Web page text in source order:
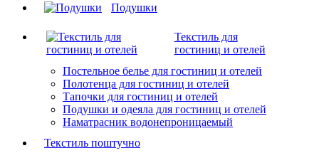
Подушки
Текстиль для
гостиниц и отелей
Постельное белье для гостиниц и отелей
Полотенца для гостиниц и отелей
Тапочки для гостиниц и отелей
Подушки и одеяла для гостиниц и отелей
Наматрасник водонепроницаемый
Текстиль поштучно